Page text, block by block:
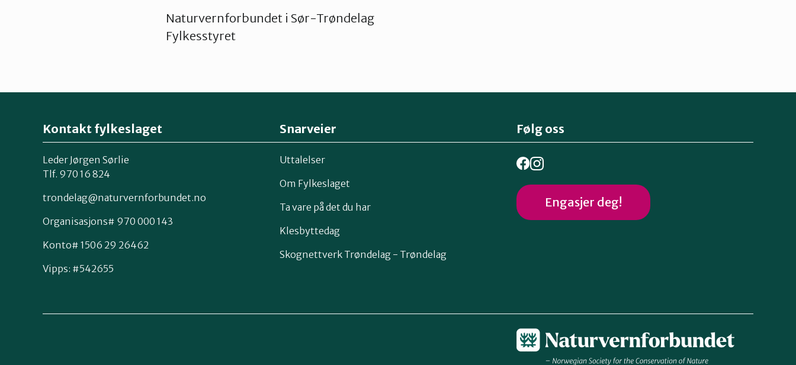
Naturvernforbundet i Sør-Trøndelag
Fylkesstyret
Kontakt fylkeslaget
Leder Jørgen Sørlie
Tlf. 970 16 824
trondelag@naturvernforbundet.no
Organisasjons# 970 000 143
Konto# 1506 29 26462
Vipps: #542655
Snarveier
Uttalelser
Om Fylkeslaget
Ta vare på det du har
Klesbyttedag
Skognettverk Trøndelag - Trøndelag
Følg oss
Engasjer deg!